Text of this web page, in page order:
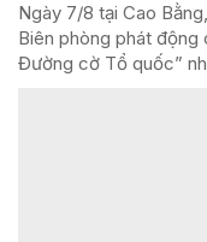
Ngày 7/8 tại Cao
Biên phòng phát
Đường cờ Tổ quốc”